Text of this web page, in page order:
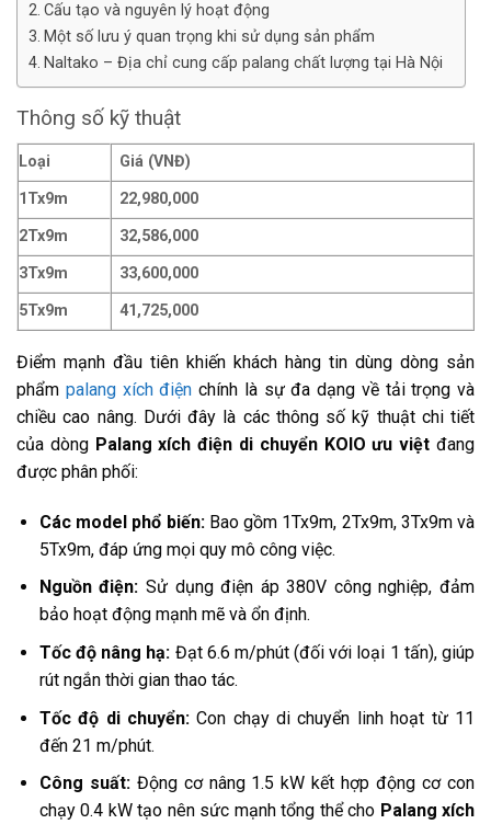
Cấu tạo và nguyên lý hoạt động
Một số lưu ý quan trọng khi sử dụng sản phẩm
Naltako – Địa chỉ cung cấp palang chất lượng tại Hà Nội
Thông số kỹ thuật
Loại
Giá (VNĐ)
1Tx9m
22,980,000
2Tx9m
32,586,000
3Tx9m
33,600,000
5Tx9m
41,725,000
Điểm mạnh đầu tiên khiến khách hàng tin dùng dòng sản
phẩm palang xích điện chính là sự đa dạng về tải trọng và
chiều cao nâng. Dưới đây là các thông số kỹ thuật chi tiết
của dòng Palang xích điện di chuyển KOIO ưu việt đang
được phân phối:
Các model phổ biến:Bao gồm 1Tx9m, 2Tx9m, 3Tx9m và
5Tx9m, đáp ứng mọi quy mô công việc.
Nguồn điện: Sử dụng điện áp 380V công nghiệp, đảm
bảo hoạt động mạnh mẽ và ổn định.
Tốc độ nâng hạ: Đạt 6.6 m/phút (đối với loại 1 tấn), giúp
rút ngắn thời gian thao tác.
Tốc độ di chuyển:Con chạy di chuyển linh hoạt từ 11
đến 21 m/phút.
Công suất:Động cơ nâng 1.5 kW kết hợp động cơ con
chạy 0.4 kW tạo nên sức mạnh tổng thể cho Palang xích